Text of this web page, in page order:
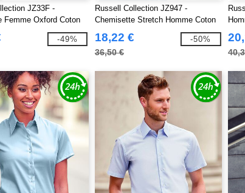
JZ33F -
Femme Oxford Coton
-49%
Russell Collection JZ947 -
Chemisette Stretch Homme Coton
18,22 €
36,50 €
-50%